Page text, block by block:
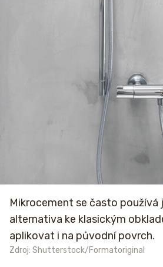
Mikrocement se často používá
alternativa ke klasickým
aplikovat i na původní povrch.
Zdroj: Shutterstock/Formatoriginal